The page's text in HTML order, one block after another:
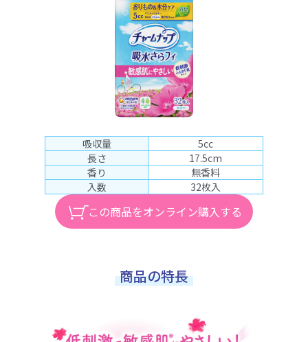
吸収量
5cc
長さ
17.5cm
香り
無香料
入数
32枚入
この商品をオンライン購入する
商品の特長